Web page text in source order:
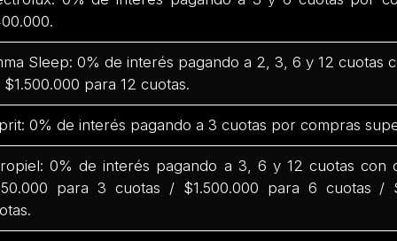
Sleep: 0% de interés pagando a 2, 3, 6 y 12 cuotas
$1.500.000 para 12 cuotas.
0% de interés pagando a 3 cuotas por compras
0% de interés pagando a 3, 6 y 12 cuotas con
para 3 cuotas / $1.500.000 para 6 cuotas /